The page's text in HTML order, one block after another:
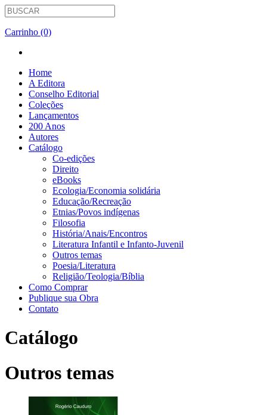
Carrinho (0)
Home
A Editora
Conselho Editorial
Coleções
Lançamentos
200 Anos
Autores
Catálogo
Co-edições
Direito
eBooks
Ecologia/Economia solidária
Educação/Recreação
Etnias/Povos indígenas
Filosofia
História/Anais/Encontros
Literatura Infantil e Infanto-Juvenil
Outros temas
Poesia/Literatura
Religião/Teologia/Bíblia
Como Comprar
Publique sua Obra
Contato
Catálogo
Outros temas